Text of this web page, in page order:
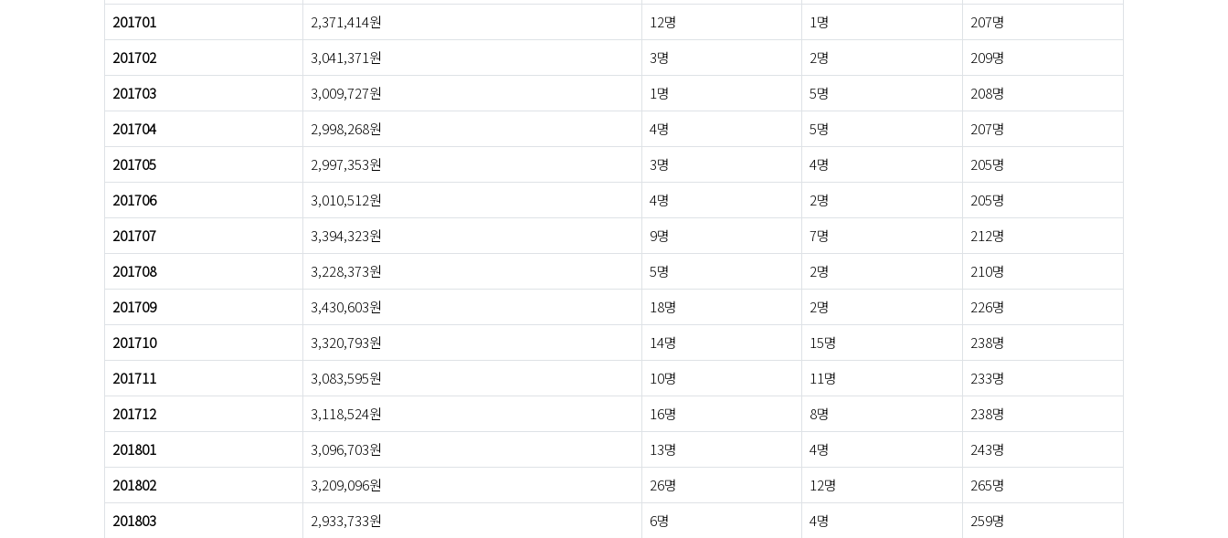
201701
2,371,414원 12명 1명
207명
201702
3,041,371원 3명 2명
209명
201703
3,009,727원 1명 5명
208명
201704
2,998,268원 4명 5명
207명
201705
2,997,353원 3명 4명
205명
201706
3,010,512원 4명 2명
205명
201707
3,394,323원 9명 7명
212명
201708
3,228,373원 5명 2명
210명
201709
3,430,603원 18명 2명
226명
201710
3,320,793원 14명 15명
238명
201711
3,083,595원 10명 11명
233명
201712
3,118,524원 16명 8명
238명
201801
3,096,703원 13명 4명
243명
201802
3,209,096원 26명 12명
265명
201803
2,933,733원 6명 4명
259명